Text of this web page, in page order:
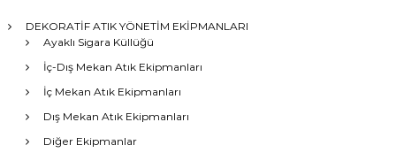
DEKORATİF ATIK YÖNETİM EKİPMANLARI
Ayaklı Sigara Küllüğü
İç-Dış Mekan Atık Ekipmanları
İç Mekan Atık Ekipmanları
Dış Mekan Atık Ekipmanları
Diğer Ekipmanlar